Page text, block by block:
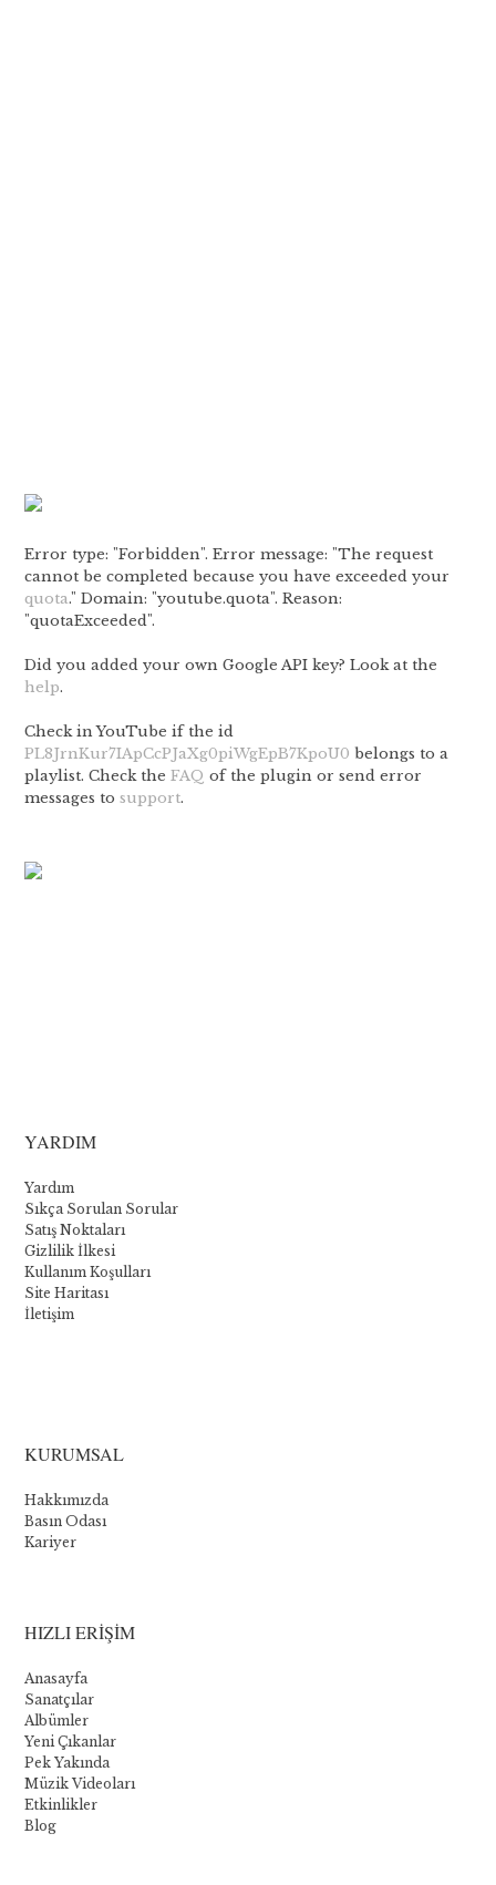
Error type: "Forbidden". Error message: "The request
cannot be completed because you have exceeded your
quota." Domain: "youtube.quota". Reason:
"quotaExceeded".
Did you added your own Google API key? Look at the
help.
Check in YouTube if the id
PL8JrnKur7IApCcPJaXg0piWgEpB7KpoU0 belongs to a
playlist. Check theFAQ of the plugin or send error
messages tosupport.
YARDIM
Yardım
Sıkça Sorulan Sorular
Satış Noktaları
Gizlilik İlkesi
Kullanım Koşulları
Site Haritası
İletişim
:
Les
meilleurs
jeux
Bien
que
Novomatic
propose
quelques
jeux
KURUMSAL
Hakkımızda
Basın Odası
Kariyer
HIZLI ERİŞİM
Anasayfa
Sanatçılar
Albümler
Yeni Çıkanlar
Pek Yakında
Müzik Videoları
Etkinlikler
Blog